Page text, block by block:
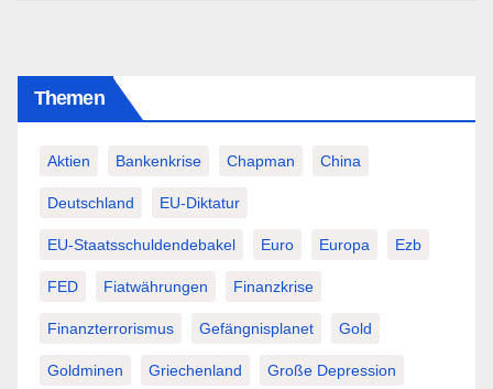
Themen
Aktien Bankenkrise Chapman China
Deutschland EU-Diktatur
EU-Staatsschuldendebakel Euro Europa Ezb
FED Fiatwährungen Finanzkrise
Finanzterrorismus Gefängnisplanet Gold
Goldminen Griechenland Große Depression